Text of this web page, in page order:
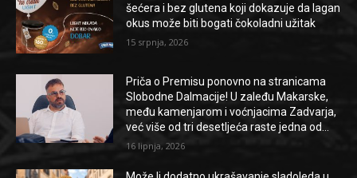
šećera i bez glutena koji dokazuje da lagan
okus može biti bogati čokoladni užitak
15 srpnja, 2026
Priča o Premisu ponovno na stranicama
Slobodne Dalmacije! U zaleđu Makarske,
među kamenjarom i voćnjacima Zadvarja,
već više od tri desetljeća raste jedna od...
16 lipnja, 2026